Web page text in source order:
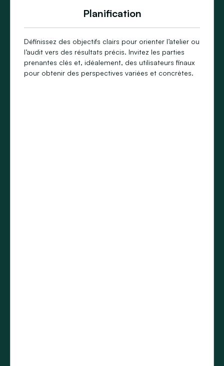
Planification
Définissez des objectifs clairs pour orienter l’atelier ou
l’audit vers des résultats précis. Invitez les parties
prenantes clés et, idéalement, des utilisateurs finaux
pour obtenir des perspectives variées et concrètes.